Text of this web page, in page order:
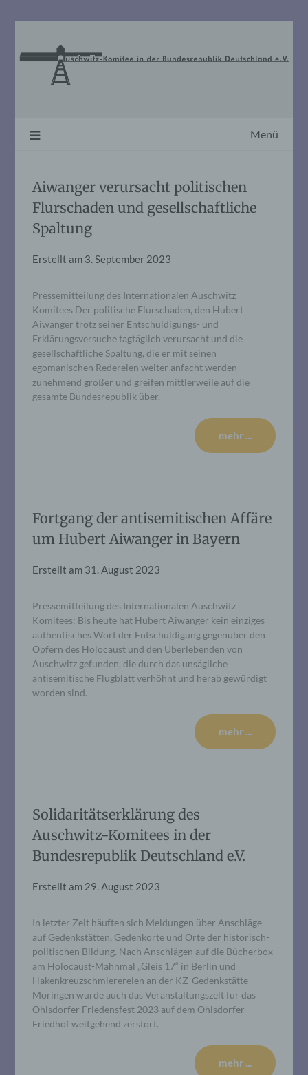
Menü
Aiwanger verursacht politischen
Flurschaden und gesellschaftliche
Spaltung
Erstellt am 3. September 2023
Pressemitteilung des Internationalen Auschwitz
Komitees Der politische Flurschaden, den Hubert
Aiwanger trotz seiner Entschuldigungs- und
Erklärungsversuche tagtäglich verursacht und die
gesellschaftliche Spaltung, die er mit seinen
egomanischen Redereien weiter anfacht werden
zunehmend größer und greifen mittlerweile auf die
gesamte Bundesrepublik über.
mehr ...
Fortgang der antisemitischen Affäre
um Hubert Aiwanger in Bayern
Erstellt am 31. August 2023
Pressemitteilung des Internationalen Auschwitz
Komitees: Bis heute hat Hubert Aiwanger kein einziges
authentisches Wort der Entschuldigung gegenüber den
Opfern des Holocaust und den Überlebenden von
Auschwitz gefunden, die durch das unsägliche
antisemitische Flugblatt verhöhnt und herab gewürdigt
worden sind.
mehr ...
Solidaritätserklärung des
Auschwitz-Komitees in der
Bundesrepublik Deutschland e.V.
Erstellt am 29. August 2023
In letzter Zeit häuften sich Meldungen über Anschläge
auf Gedenkstätten, Gedenkorte und Orte der historisch-
politischen Bildung. Nach Anschlägen auf die Bücherbox
am Holocaust-Mahnmal „Gleis 17“ in Berlin und
Hakenkreuzschmierereien an der KZ-Gedenkstätte
Moringen wurde auch das Veranstaltungszelt für das
Ohlsdorfer Friedensfest 2023 auf dem Ohlsdorfer
Friedhof weitgehend zerstört.
mehr ...